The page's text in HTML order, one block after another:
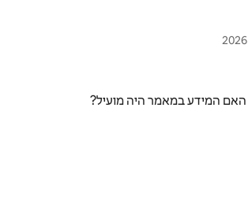
האם המידע במאמר היה מועיל?